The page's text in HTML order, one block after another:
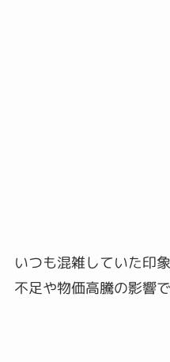
いつも混雑していた印
不足や物価高騰の影響で